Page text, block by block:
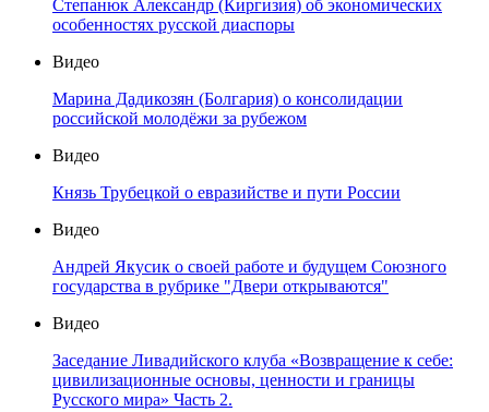
Степанюк Александр (Киргизия) об экономических
особенностях русской диаспоры
Видео
Марина Дадикозян (Болгария) о консолидации
российской молодёжи за рубежом
Видео
Князь Трубецкой о евразийстве и пути России
Видео
Андрей Якусик о своей работе и будущем Союзного
государства в рубрике "Двери открываются"
Видео
Заседание Ливадийского клуба «Возвращение к себе:
цивилизационные основы, ценности и границы
Русского мира» Часть 2.